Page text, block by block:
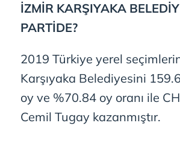
İZMİR KARŞIYAKA
PARTİDE?
2019 Türkiye yerel
Karşıyaka Belediyesini
oy ve %70.84 oy oranı ile
Cemil Tugay kazanmıştır.